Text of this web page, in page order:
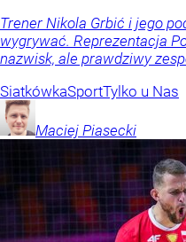
Trener Nikola Grbić i jego
wygrywać. Reprezentacja
nazwisk, ale prawdziwy
SiatkówkaSportTylko u Nas
Maciej Piasecki